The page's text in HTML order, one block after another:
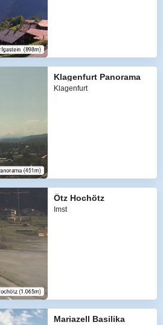
Klagenfurt Panorama
Klagenfurt
Ötz Hochötz
Imst
Mariazell Basilika